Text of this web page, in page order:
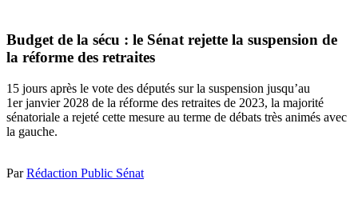
Budget de la sécu : le Sénat rejette la suspension de
la réforme des retraites
15 jours après le vote des députés sur la suspension jusqu’au
1er janvier 2028 de la réforme des retraites de 2023, la majorité
sénatoriale a rejeté cette mesure au terme de débats très animés avec
la gauche.
ParRédaction Public Sénat